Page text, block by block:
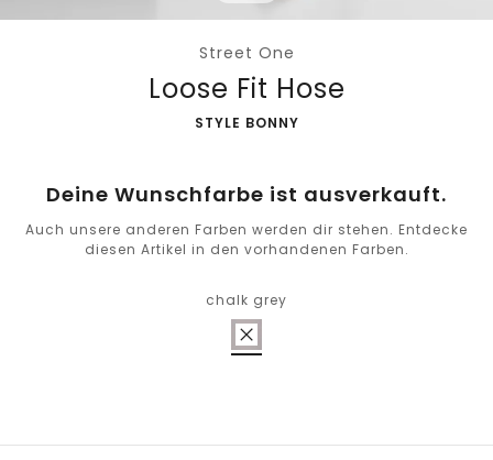
Street One
Loose Fit Hose
-
STYLE BONNY
Deine Wunschfarbe ist ausverkauft.
Auch unsere anderen Farben werden dir stehen. Entdecke
diesen Artikel in den vorhandenen Farben.
chalk grey